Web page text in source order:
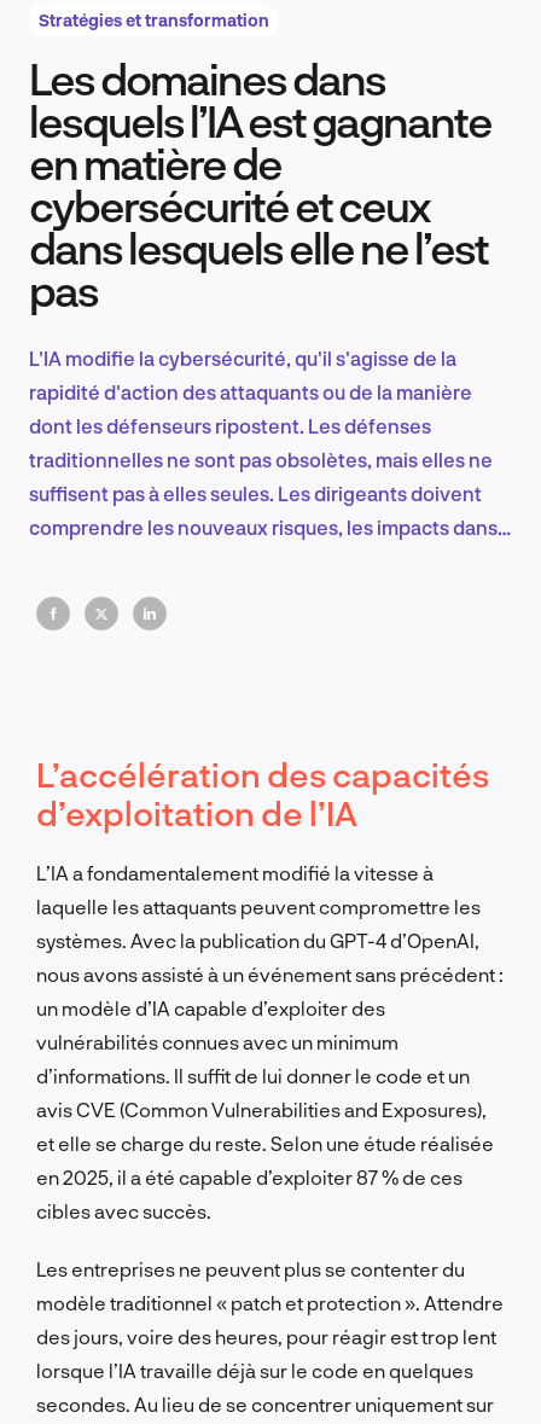
Recherche et conception produit
Tendances sectorielles
FR
Stratégies et transformation
Les domaines dans
lesquels l’IA est gagnante
en matière de
cybersécurité et ceux
dans lesquels elle ne l’est
pas
L'IA modifie la cybersécurité, qu'il s'agisse de la
rapidité d'action des attaquants ou de la manière
dont les défenseurs ripostent. Les défenses
traditionnelles ne sont pas obsolètes, mais elles ne
suffisent pas à elles seules. Les dirigeants doivent
comprendre les nouveaux risques, les impacts dans
désormais obligatoire dans toutes les fonctions de
sécurité.
L’accélération des capacités
d’exploitation de l’IA
L’IA a fondamentalement modifié la vitesse à
laquelle les attaquants peuvent compromettre les
systèmes. Avec la publication du GPT-4 d’OpenAI,
nous avons assisté à un événement sans précédent :
un modèle d’IA capable d’exploiter des
vulnérabilités connues avec un minimum
d’informations. Il suffit de lui donner le code et un
avis CVE (Common Vulnerabilities and Exposures),
et elle se charge du reste. Selon une étude réalisée
en 2025, il a été capable d’exploiter 87 % de ces
cibles avec succès.
Les entreprises ne peuvent plus se contenter du
modèle traditionnel « patch et protection ». Attendre
des jours, voire des heures, pour réagir est trop lent
lorsque l’IA travaille déjà sur le code en quelques
secondes. Au lieu de se concentrer uniquement sur